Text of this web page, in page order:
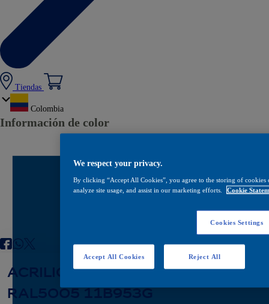
Tiendas
Colombia
Información de color
ACRILICA MANTENIMIENTO
RAL5005 11B953G
We respect your privacy.
By clicking “Accept All Cookies”, you agree to the storing of
analyze site usage, and assist in our marketing efforts.
Cookie
Cookies Settings
Reject All
Accept All Cookies